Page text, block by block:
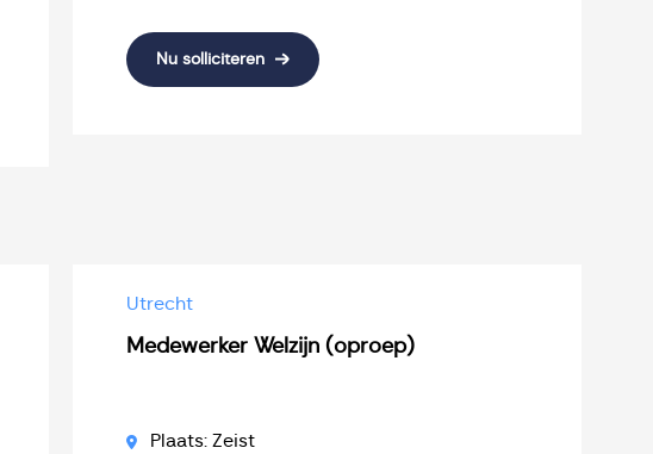
Nu solliciteren
Utrecht
Medewerker Welzijn (oproep)
Plaats: Zeist